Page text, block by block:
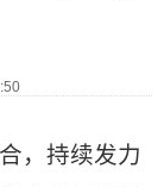
，持续发力